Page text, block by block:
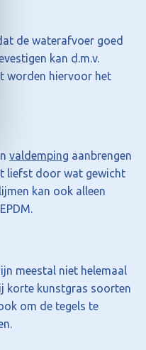
de waterafvoer goed
kan d.m.v.
worden hiervoor het
valdemping aanbrengen
liefst door wat gewicht
kan ook alleen
meestal niet helemaal
korte kunstgras soorten
om de tegels te